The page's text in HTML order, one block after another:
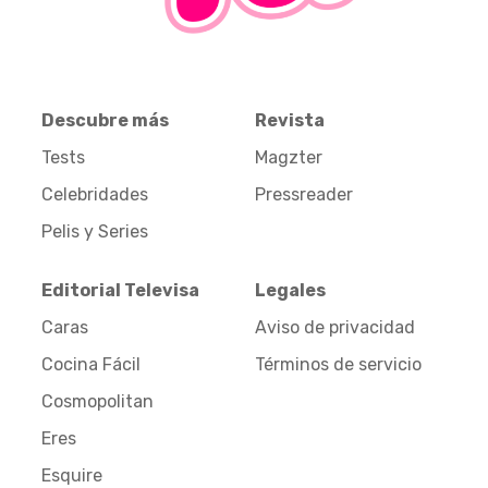
Descubre más
Tests
Celebridades
Pelis y Series
Revista
Magzter
Pressreader
Editorial Televisa
Caras
Cocina Fácil
Cosmopolitan
Eres
Esquire
Legales
Aviso de privacidad
Términos de servicio